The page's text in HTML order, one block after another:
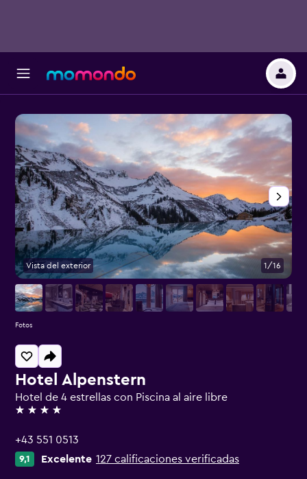
Hotel Alpenstern
Hotel de 4 estrellas con Piscina al aire libre
4 estrellas
+43 551 0513
9,1 Excelente 127 calificaciones verificadas
Vista del exterior 1/16
Fotos